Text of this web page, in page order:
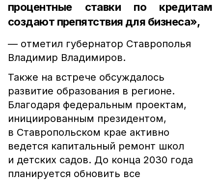
процентные ставки по кредитам
создают препятствия для бизнеса»,
— отметил губернатор Ставрополья
Владимир Владимиров.
Также на встрече обсуждалось
развитие образования в регионе.
Благодаря федеральным проектам,
инициированным президентом,
в Ставропольском крае активно
ведется капитальный ремонт школ
и детских садов. До конца 2030 года
планируется обновить все